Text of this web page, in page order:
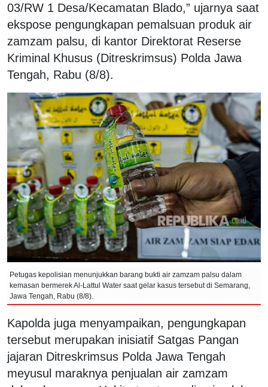
03/RW 1 Desa/Kecamatan Blado,” ujarnya saat
ekspose pengungkapan pemalsuan produk air
zamzam palsu, di kantor Direktorat Reserse
Kriminal Khusus (Ditreskrimsus) Polda Jawa
Tengah, Rabu (8/8).
Petugas kepolisian menunjukkan barang bukti air zamzam palsu dalam
kemasan bermerek Al-Lattul Water saat gelar kasus tersebut di Semarang,
Jawa Tengah, Rabu (8/8).
Kapolda juga menyampaikan, pengungkapan
tersebut merupakan inisiatif Satgas Pangan
jajaran Ditreskrimsus Polda Jawa Tengah
meyusul maraknya penjualan air zamzam